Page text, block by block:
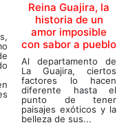
Reina Guajira, la
historia de un
amor imposible
con sabor a pueblo
Al departamento de
La Guajira, ciertos
factores lo hacen
diferente hasta el
punto de tener
paisajes exóticos y la
belleza de sus...